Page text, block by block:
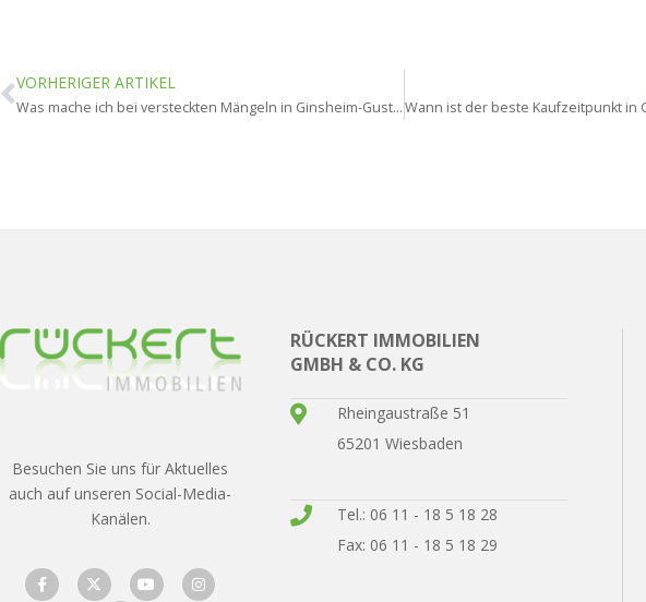
VORHERIGER ARTIKEL
Was mache ich bei versteckten Mängeln in Ginsheim-Gustavsburg?
Besuchen Sie uns für Aktuelles
auch auf unseren Social-Media-
Kanälen.
RÜCKERT IMMOBILIEN
GMBH & CO. KG
Rheingaustraße 51
65201 Wiesbaden
Tel.: 06 11 - 18 5 18 28
Fax: 06 11 - 18 5 18 29